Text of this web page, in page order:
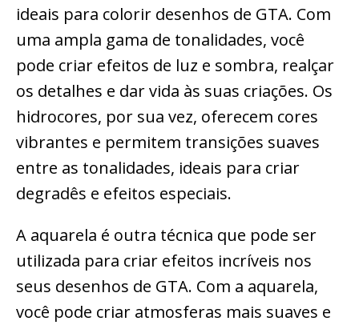
ideais para colorir desenhos de GTA. Com
uma ampla gama de tonalidades, você
pode criar efeitos de luz e sombra, realçar
os detalhes e dar vida às suas criações. Os
hidrocores, por sua vez, oferecem cores
vibrantes e permitem transições suaves
entre as tonalidades, ideais para criar
degradês e efeitos especiais.
A aquarela é outra técnica que pode ser
utilizada para criar efeitos incríveis nos
seus desenhos de GTA. Com a aquarela,
você pode criar atmosferas mais suaves e